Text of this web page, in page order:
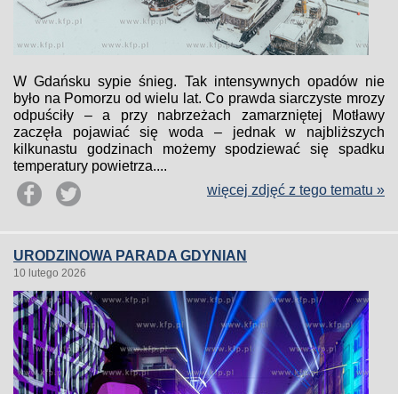
W Gdańsku sypie śnieg. Tak intensywnych opadów nie
było na Pomorzu od wielu lat. Co prawda siarczyste mrozy
odpuściły – a przy nabrzeżach zamarzniętej Motławy
zaczęła pojawiać się woda – jednak w najbliższych
kilkunastu godzinach możemy spodziewać się spadku
temperatury powietrza....
więcej zdjęć z tego tematu »
URODZINOWA PARADA GDYNIAN
10 lutego 2026